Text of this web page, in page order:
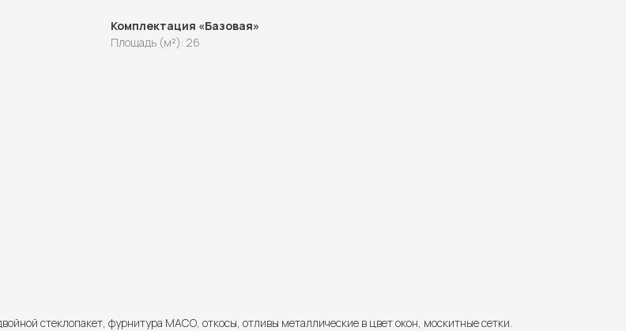
Комплектация «Базовая»
Площадь (м²): 26
стеклопакет, фурнитура МАСО, откосы, отливы металлические в цвет окон, москитные сетки.